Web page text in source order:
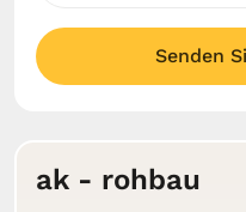
Senden
ak - rohbau